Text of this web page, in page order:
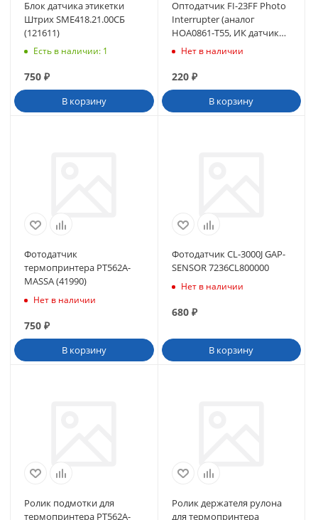
Блок датчика этикетки
Штрих SME418.21.00СБ
(121611)
Есть в наличии: 1
750 ₽
В корзину
Оптодатчик FI-23FF Photo
Interrupter (аналог
HOA0861-T55, ИК датчик
расст стенов HNWL 1724)
Нет в наличии
220₽
В корзину
Фотодатчик
термопринтера РТ562А-
МАSSА (41990)
Нет в наличии
750 ₽
В корзину
Фотодатчик CL-3000J GAP-
SENSOR 7236CL800000
Нет в наличии
680₽
В корзину
Ролик подмотки для
термопринтера РТ562А-
Ролик держателя рулона
для термопринтера